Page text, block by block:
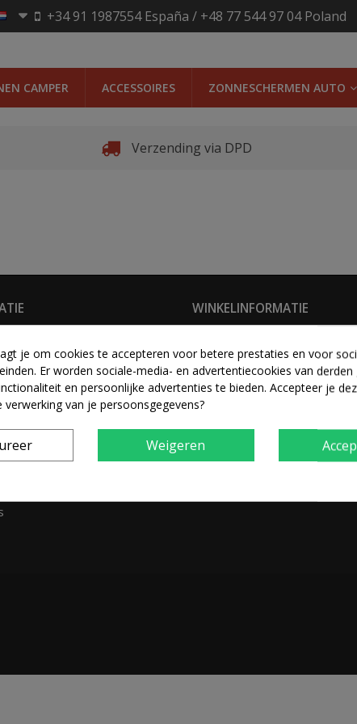
+34 91 1987554 España / +48 77 544 97 04 Poland
CAMPER ACCESSOIRES ZONNESCHERMEN AUTO
Verzending via DPD
producten
cookies
de uso
WINKELINFORMATIE
ul. Otmuchowska 72
Bel ons nu:
Madrid) / +48 77 544 97 04
E-mail:
je om cookies te accepteren voor betere prestaties en voor
Er worden sociale-media- en advertentiecookies van
en persoonlijke advertenties te bieden. Accepteer je
verwerking van je persoonsgegevens?
Weigeren